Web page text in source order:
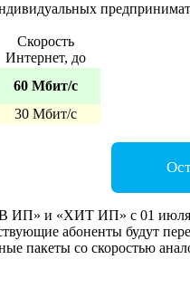
Скорость
Интернет, до
60 Мбит/с
30 Мбит/с
и «ХИТ ИП» с 01 июля
абоненты будут
пакеты со скоростью